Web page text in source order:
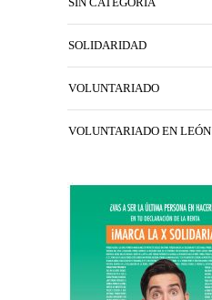
SOLIDARIDAD
VOLUNTARIADO
VOLUNTARIADO EN LEÓN